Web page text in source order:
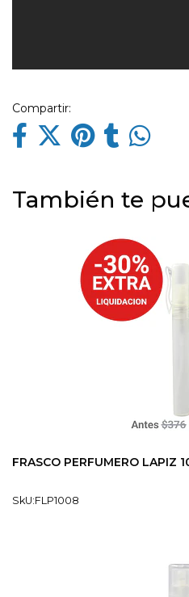
Compartir:
También te
FRASCO PERFUMERO LAPIZ
SkU:FLP1008